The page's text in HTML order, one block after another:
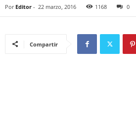
Por Editor - 22 marzo, 2016 1168 0
Compartir